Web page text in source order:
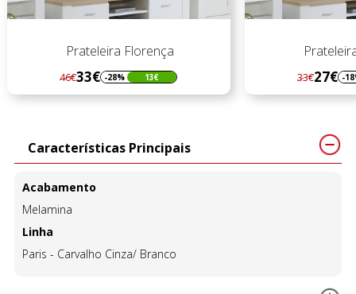
Prateleira Florença
Regular
preço
46€33€
Preço -28% 13€
Regular
preço
33€27€
Preço -
Características Principais
Acabamento
Melamina
Linha
Paris - Carvalho Cinza/ Branco